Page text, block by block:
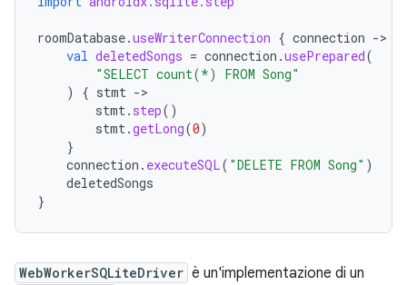
roomDatabase.useWriterConnection { connection -
val deletedSongs = connection .usePrepared(
"SELECT count(*) FROM Song"
)
{ stmt -
stmt. step()
stmt.getLong(0)
}
connection . executeSQL( "DELETE FROM Song" )
deletedSongs
}
WebWorkerSQLiteDriver è un'implementazione di un